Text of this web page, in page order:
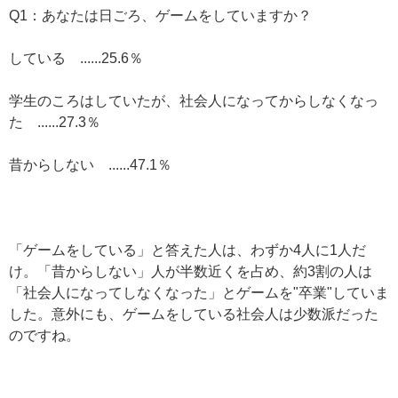
Q1：あなたは日ごろ、ゲームをしていますか？
している ......25.6％
学生のころはしていたが、社会人になってからしなくなっ
た ......27.3％
昔からしない ......47.1％
「ゲームをしている」と答えた人は、わずか4人に1人だ
け。「昔からしない」人が半数近くを占め、約3割の人は
「社会人になってしなくなった」とゲームを"卒業"していま
した。意外にも、ゲームをしている社会人は少数派だった
のですね。